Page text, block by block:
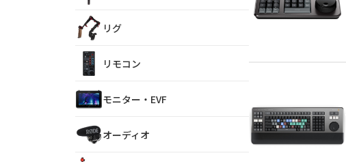
リグ
リモコン
モニター・EVF
オーディオ